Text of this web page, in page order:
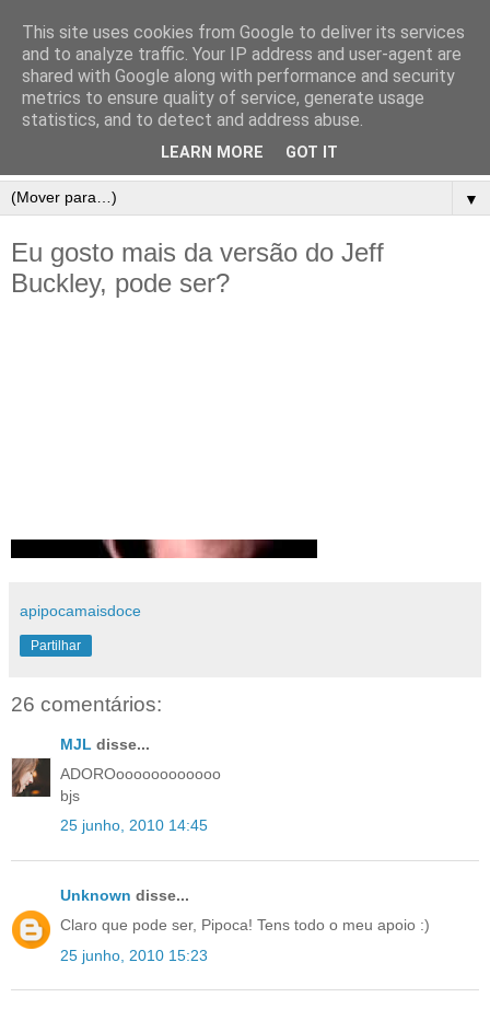
▼
Eu gosto mais da versão do Jeff
Buckley, pode ser?
apipocamaisdoce
Partilhar
26 comentários:
MJL disse...
ADOROoooooooooooo
bjs
25 junho, 2010 14:45
Unknown disse...
Claro que pode ser, Pipoca! Tens todo o meu apoio :)
25 junho, 2010 15:23
This site uses cookies from Google to deliver its services
and to analyze traffic. Your IP address and user-agent are
shared with Google along with performance and security
metrics to ensure quality of service, generate usage
statistics, and to detect and address abuse.
LEARN MORE GOT IT